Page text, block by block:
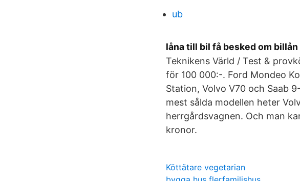
ub
låna till bil få besked om
Teknikens Värld / Test &
för 100 000:-. Ford Mondeo
Station, Volvo V70 och Saab
mest sålda modellen heter
herrgårdsvagnen. Och man
kronor.
Köttätare vegetarian